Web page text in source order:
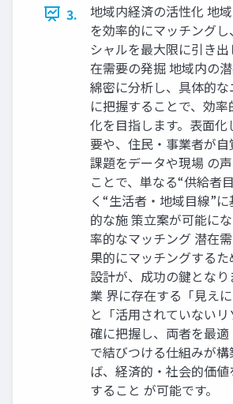
3.
地域内経済の活性化 地
を効率的にマッチング
シャルを最大限に引き
在需要の発掘 地域内の
綿密に分析し、具体的な
に把握することで、効
化を目指します。表面化
要や、住民・事業者が
課題をデータや現場 の
ことで、単なる“供給者
く“生活者・地域目線”
的な施 策立案が可能に
率的なマッチング 潜在
果的にマッチングする
設計が、成功の鍵となり
業 界に存在する「見えに
と「活用されていない
確に把握し、両者を最
で結びつける仕組みが
ば、経済的・社会的価
すること が可能です。